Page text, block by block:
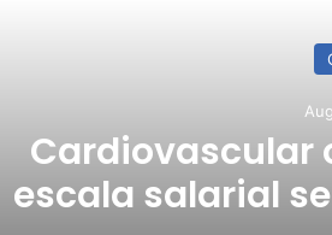
Cardiovascular
escala salarial